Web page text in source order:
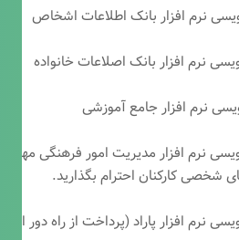
نرم افزار مدیریت امور فرهنگی
شخصی کارکنان احترام بگذارید.